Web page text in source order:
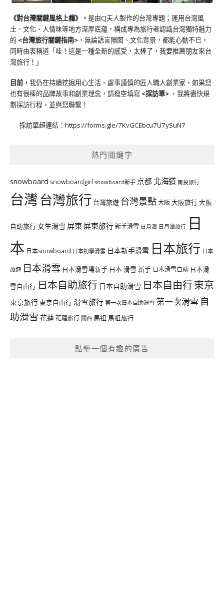
《對台灣關鍵風格上癮》 ， 是由CJ夫人製作的台灣專題；運用台灣風
土、文化、人情味等地方深厚底蘊，構成專為旅行者認識台灣獨特魅力
的 <台灣旅行關鍵指南> ，無論語言隔閡、文化背景，都能心動不已，
同時由衷稱道「哇！這是一種全新的感受，太棒了，我要推薦朋友來台
灣旅行！」
目前， 我仍在持續挖掘用心生活、處事謹慎的匠人職人創業家，如果您
也有很棒的品牌故事和創業理念，請撥空填寫 <採訪單> ，我將盡快規
劃採訪行程，並與您聯繫！
採訪單超連結： https://forms.gle/7KvGCEbcu7U7ySuN7
熱門關鍵字
snowboard snowboardgirl snowboard新手 京都 北海道 南投旅行
台灣台灣旅行 台灣旅遊 台灣景點大阪大阪旅行大阪
自助旅行 女生滑雪 屏東 屏東旅行新手滑雪 日月潭 日月潭旅行 日
本 日本snowboard 日本初學滑雪 日本新手滑雪 日本旅行 日本
旅遊 日本滑雪 日本滑雪場新手 日本 滑雪 新手 日本滑雪自助 日本滑
雪自由行 日本自助旅行 日本自助滑雪 日本自由行東京
東京旅行 東京自由行 滑雪旅行 第一次日本自助滑雪 第一次滑雪 自
助滑雪 花蓮花蓮旅行 關西 馬祖 馬祖旅行
點擊一個有趣的廣告